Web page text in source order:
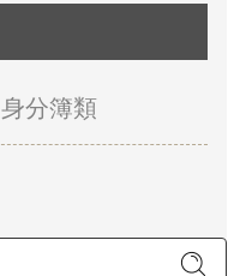
身分簿類